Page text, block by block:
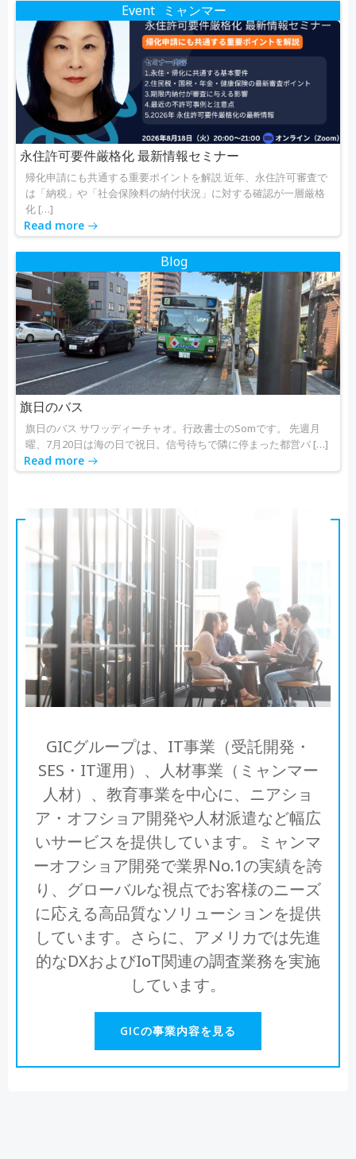
Event ミャンマー
永住許可要件厳格化 最新情報セミナー
帰化申請にも共通する重要ポイントを解説 近年、永住許可審査で
は「納税」や「社会保険料の納付状況」に対する確認が一層厳格
化 […]
Read more
Blog
旗日のバス
旗日のバス サワッディーチャオ。行政書士のSomです。 先週月
曜、7月20日は海の日で祝日。信号待ちで隣に停まった都営バ […]
Read more
GICグループは、IT事業（受託開発・
SES・IT運用）、人材事業（ミャンマー
人材）、教育事業を中心に、ニアショ
ア・オフショア開発や人材派遣など幅広
いサービスを提供しています。ミャンマ
ーオフショア開発で業界No.1の実績を誇
り、グローバルな視点でお客様のニーズ
に応える高品質なソリューションを提供
しています。さらに、アメリカでは先進
的なDXおよびIoT関連の調査業務を実施
しています。
GICの事業内容を見る